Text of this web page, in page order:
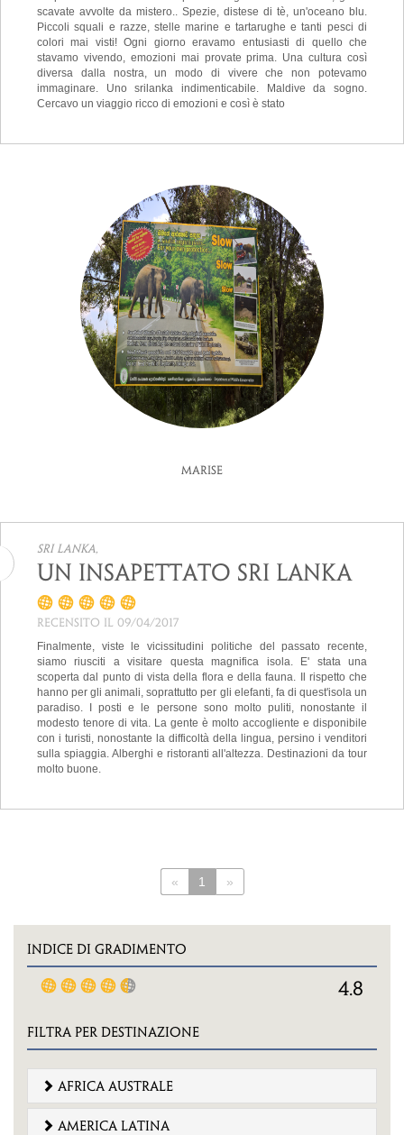
scavate avvolte da mistero.. Spezie, distese di tè, un'oceano blu.
Piccoli squali e razze, stelle marine e tartarughe e tanti pesci di
colori mai visti! Ogni giorno eravamo entusiasti di quello che
stavamo vivendo, emozioni mai provate prima. Una cultura così
diversa dalla nostra, un modo di vivere che non potevamo
immaginare. Uno srilanka indimenticabile. Maldive da sogno.
Cercavo un viaggio ricco di emozioni e così è stato
MariSe
Sri Lanka,
Un insapettato SRI LANKA
Recensito il 09/04/2017
Finalmente, viste le vicissitudini politiche del passato recente,
siamo riusciti a visitare questa magnifica isola. E' stata una
scoperta dal punto di vista della flora e della fauna. Il rispetto che
hanno per gli animali, soprattutto per gli elefanti, fa di quest'isola un
paradiso. I posti e le persone sono molto puliti, nonostante il
modesto tenore di vita. La gente è molto accogliente e disponibile
con i turisti, nonostante la difficoltà della lingua, persino i venditori
sulla spiaggia. Alberghi e ristoranti all'altezza. Destinazioni da tour
molto buone.
« 1 »
INDICE DI GRADIMENTO
4.8
FILTRA PER DESTINAZIONE
africa australe
america latina